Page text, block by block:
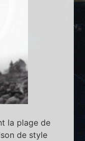
la plage de
de style